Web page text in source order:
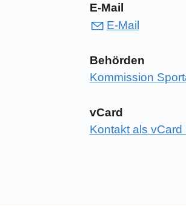
E-Mail
E-Mail
Behörden
Kommission
vCard
Kontakt als